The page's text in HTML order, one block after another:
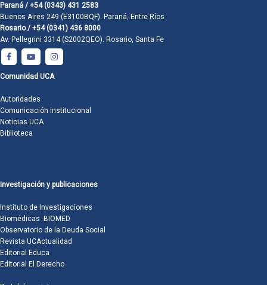
Paraná / +54 (0343) 431 2583
Buenos Aires 249 (E3100BQF). Paraná, Entre Ríos
Rosario / +54 (0341) 436 8000
Av. Pellegrini 3314 (S2002QEO). Rosario, Santa Fe
Comunidad UCA
Autoridades
Comunicación institucional
Noticias UCA
Biblioteca
Investigación y publicaciones
Instituto de Investigaciones
Biomédicas -BIOMED
Observatorio de la Deuda Social
Revista UCActualidad
Editorial Educa
Editorial El Derecho